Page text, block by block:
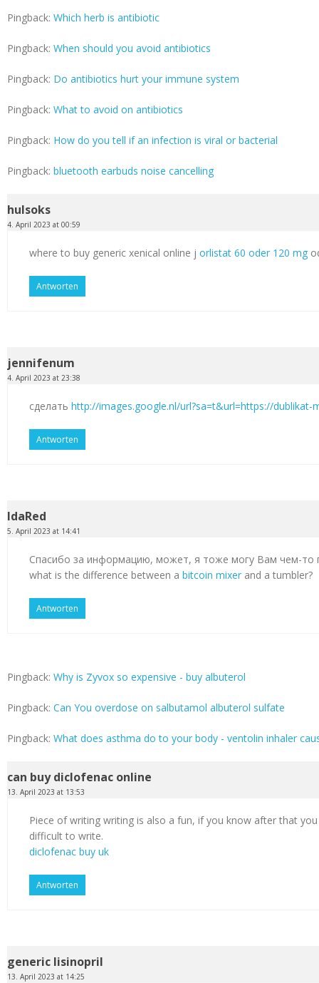
Pingback: Which herb is antibiotic
Pingback: When should you avoid antibiotics
Pingback: Do antibiotics hurt your immune system
Pingback: What to avoid on antibiotics
Pingback: How do you tell if an infection is viral or bacterial
Pingback: bluetooth earbuds noise cancelling
hulsoks
4. April 2023 at 00:59
where to buy generic xenical online j orlistat 60 oder 120 mg
Antworten
jennifenum
4. April 2023 at 23:38
сделать http://images.google.nl/url?sa=t&url=https://dublikat-
Antworten
IdaRed
5. April 2023 at 14:41
Спасибо за информацию, может, я тоже могу Вам чем-то
what is the difference between a bitcoin mixer and a tumbler?
Antworten
Pingback: Why is Zyvox so expensive - buy albuterol
Pingback: Can You overdose on salbutamol albuterol sulfate
Pingback: What does asthma do to your body - ventolin inhaler
can buy diclofenac online
13. April 2023 at 13:53
Piece of writing writing is also a fun, if you know after that
difficult to write.
diclofenac buy uk
Antworten
generic lisinopril
13. April 2023 at 14:25